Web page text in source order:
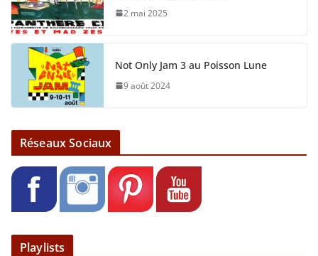
2 mai 2025
Not Only Jam 3 au Poisson Lune
9 août 2024
Réseaux Sociaux
Playlists